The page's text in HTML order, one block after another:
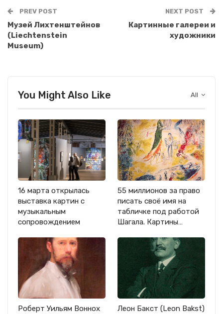
PREV POST
Музей Лихтенштейнов
(Liechtenstein
Museum)
NEXT POST
Картинные галереи и
художники
All
You Might Also Like
16 марта открылась
выставка картин с
музыкальным
сопровождением
55 миллионов за право
писать своё имя на
табличке под работой
Шагала. Картины…
Роберт Уильям Воннох
Леон Бакст (Leon Bakst)